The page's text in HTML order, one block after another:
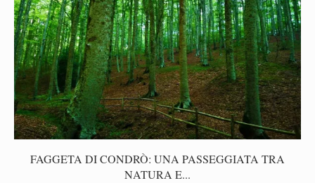
FAGGETA DI CONDRÒ: UNA PASSEGGIATA TRA
NATURA E...